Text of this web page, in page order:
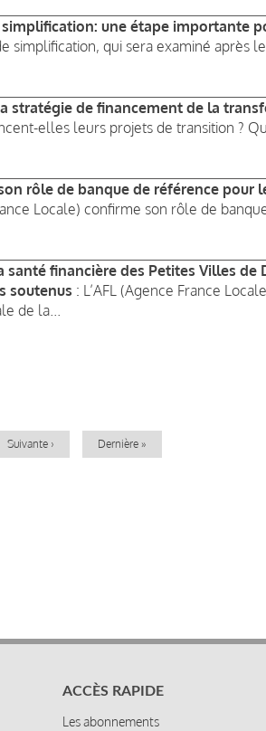
une étape importante
simplification, qui sera examiné après
stratégie de financement de la
elles leurs projets de transition ?
son rôle de banque de référence pour
Locale) confirme son rôle de
santé financière des Petites Villes
soutenus : L’AFL (Agence France
de la...
Page
Suivante ›
Dernière
Dernière »
ACCÈS RAPIDE
Les abonnements